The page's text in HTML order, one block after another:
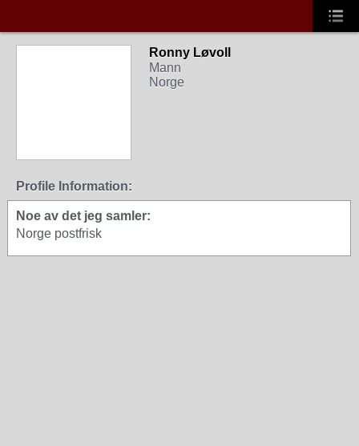
Ronny Løvoll
Mann
Norge
Profile Information:
Noe av det jeg samler:
Norge postfrisk